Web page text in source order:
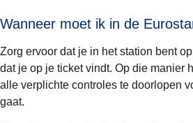
Wanneer moet ik in de
Zorg ervoor dat je in het station bent
dat je op je ticket vindt. Op die manier
alle verplichte controles te doorlopen
gaat.